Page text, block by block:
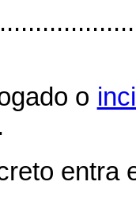
o
.
entra